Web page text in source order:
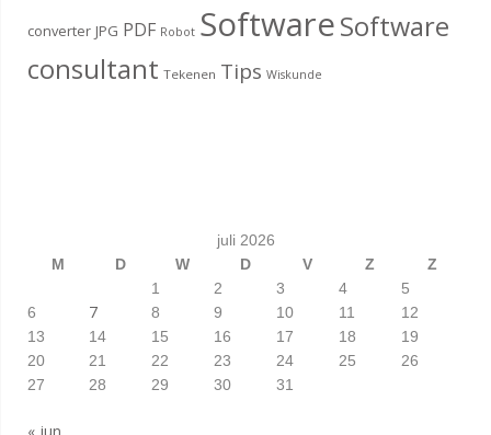
converter JPG PDF Robot SoftwareSoftware
consultant Tekenen Tips Wiskunde
juli 2026
M
D W D V Z
Z
1
2 3 4
5
6
7 8 9 10 11
12
13
14 15 16 17 18
19
20
21 22 23 24 25
26
27
28 29 30 31
« jun